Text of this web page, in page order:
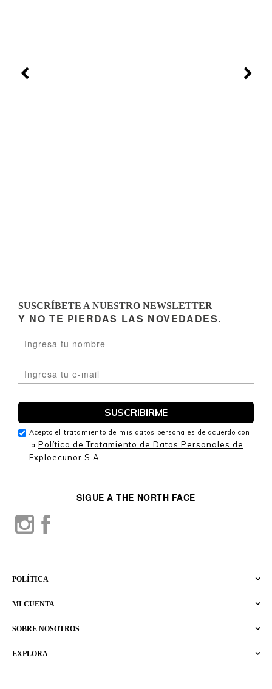
EXPLORA
SOBRE NOSOTROS
MI CUENTA
POLÍTICA
SIGUE A THE NORTH FACE
SUSCRÍBETE A NUESTRO NEWSLETTER
Y NO TE PIERDAS LAS NOVEDADES.
Acepto el tratamiento de mis datos personales de acuerdo con
la Política de Tratamiento de Datos Personales de
Exploecunor S.A.